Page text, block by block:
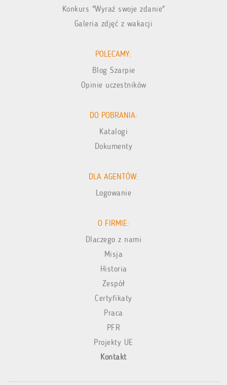
Konkurs "Wyraź swoje zdanie"
Galeria zdjęć z wakacji
POLECAMY:
Blog Szarpie
Opinie uczestników
DO POBRANIA:
Katalogi
Dokumenty
DLA AGENTÓW:
Logowanie
O FIRMIE:
Dlaczego z nami
Misja
Historia
Zespół
Certyfikaty
Praca
PFR
Projekty UE
Kontakt